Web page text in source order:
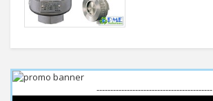
------------------------------------------